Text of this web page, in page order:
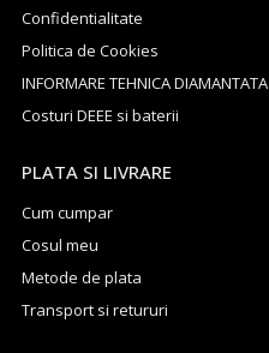
Confidentialitate
Politica de Cookies
INFORMARE TEHNICA DIAMANTATA
Costuri DEEE si baterii
PLATA SI LIVRARE
Cum cumpar
Cosul meu
Metode de plata
Transport si retururi